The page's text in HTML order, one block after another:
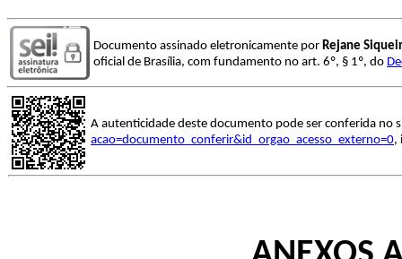
Documento assinado eletronicamente por Rejane
oficial de Brasília, com fundamento no art. 6º, § 1º, do
A autenticidade deste documento pode ser conferida no
acao=documento_conferir&id_orgao_acesso_externo=0,